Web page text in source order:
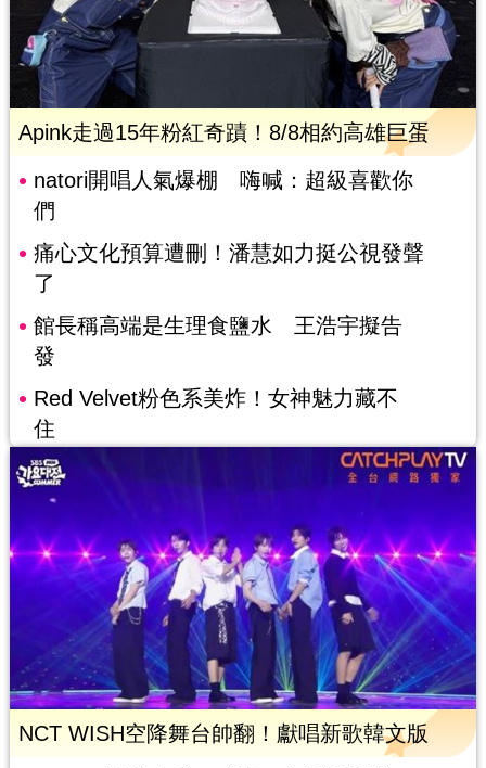
Apink走過15年粉紅奇蹟！8/8相約高雄巨蛋
natori開唱人氣爆棚 嗨喊：超級喜歡你
們
痛心文化預算遭刪！潘慧如力挺公視發聲
了
館長稱高端是生理食鹽水 王浩宇擬告
發
Red Velvet粉色系美炸！女神魅力藏不
住
NCT WISH空降舞台帥翻！獻唱新歌韓文版